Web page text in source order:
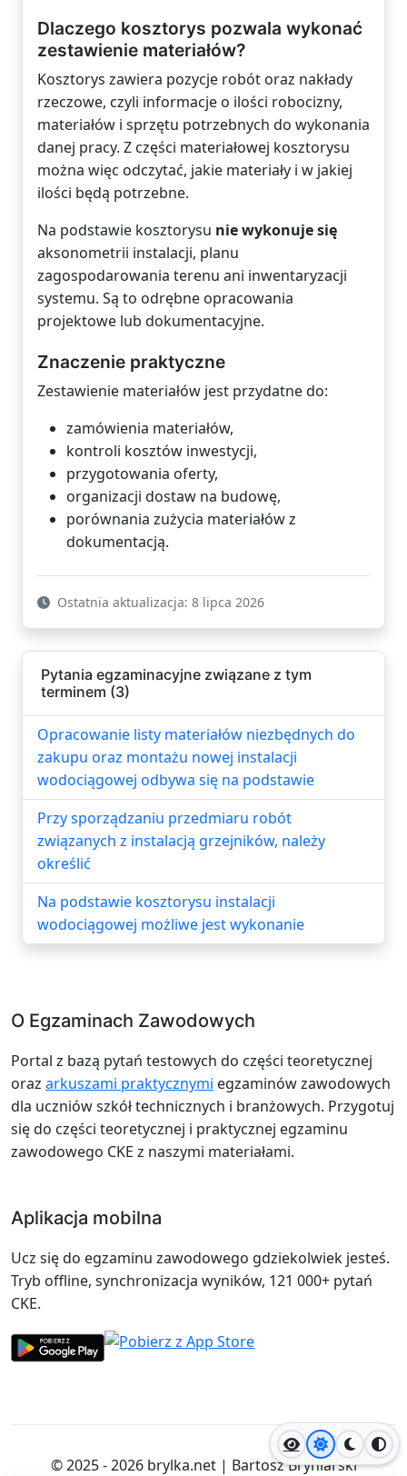
Jasny motyw
Ciemny
Dlaczego kosztorys pozwala wykonać
zestawienie materiałów?
Kosztorys zawiera pozycje robót oraz nakłady
rzeczowe, czyli informacje o ilości robocizny,
materiałów i sprzętu potrzebnych do wykonania
danej pracy. Z części materiałowej kosztorysu
można więc odczytać, jakie materiały i w jakiej
ilości będą potrzebne.
Na podstawie kosztorysu nie wykonuje się
aksonometrii instalacji, planu
zagospodarowania terenu ani inwentaryzacji
systemu. Są to odrębne opracowania
projektowe lub dokumentacyjne.
Znaczenie praktyczne
Zestawienie materiałów jest przydatne do:
zamówienia materiałów,
kontroli kosztów inwestycji,
przygotowania oferty,
organizacji dostaw na budowę,
porównania zużycia materiałów z
dokumentacją.
Ostatnia aktualizacja: 8 lipca 2026
Pytania egzaminacyjne związane z tym
terminem (3)
Opracowanie listy materiałów niezbędnych do
zakupu oraz montażu nowej instalacji
wodociągowej odbywa się na podstawie
Przy sporządzaniu przedmiaru robót
związanych z instalacją grzejników, należy
określić
Na podstawie kosztorysu instalacji
wodociągowej możliwe jest wykonanie
O Egzaminach Zawodowych
Portal z bazą pytań testowych do części teoretycznej
oraz arkuszami praktycznymi egzaminów zawodowych
dla uczniów szkół technicznych i branżowych. Przygotuj
się do części teoretycznej i praktycznej egzaminu
zawodowego CKE z naszymi materiałami.
Aplikacja mobilna
Ucz się do egzaminu zawodowego gdziekolwiek jesteś.
Tryb offline, synchronizacja wyników, 121 000+ pytań
CKE.
© 2025 - 2026 brylka.net| Bartosz Bryniarski